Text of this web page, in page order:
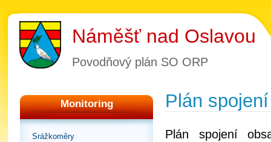
Náměšť nad Oslavou
Povodňový plán SO ORP
Monitoring
Srážkoměry
Plán
Plán spojení